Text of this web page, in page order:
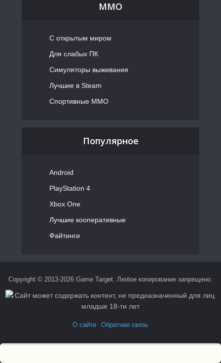
MMO
С открытым миром
Для слабых ПК
Симуляторы выживания
Лучшие в Steam
Спортивные MMO
Популярное
Android
PlayStation 4
Xbox One
Лучшие кооперативные
Файтинги
Copyright © 2013-2026 Game Target. Любое копирование запрещено.
О сайте Обратная связь